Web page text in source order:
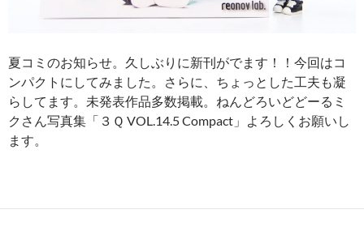
夏コミのお知らせ。久しぶりに新刊がでます！！今回はコ
ンパクトにしてみました。さらに、ちょっとした工夫も凝
らしてます。未発表作品多数掲載。ねんどろいどどーるミ
クさん写真集「３Ｑ VOL.14.5 Compact」よろしくお願いし
ます。